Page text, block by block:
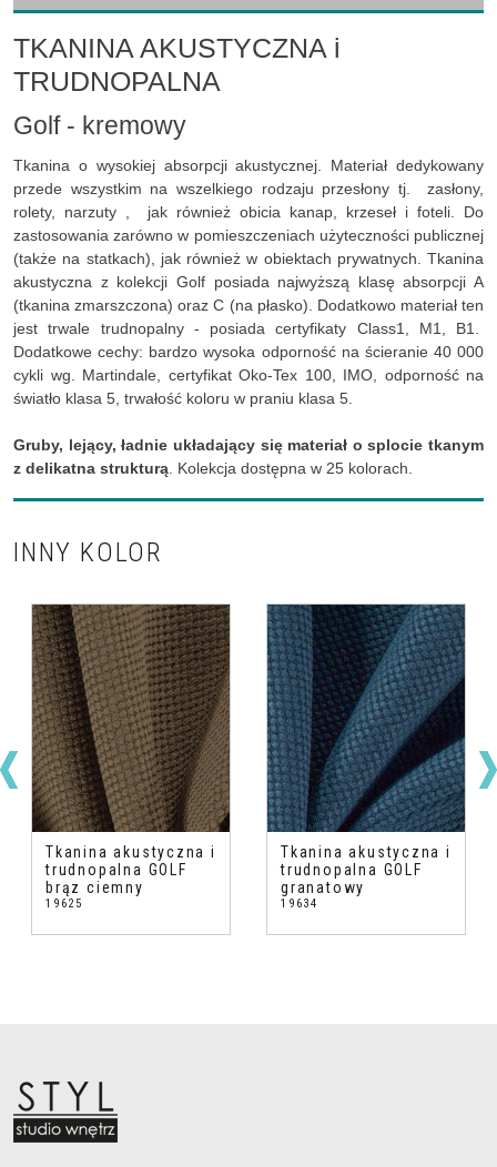
TKANINA AKUSTYCZNA i
TRUDNOPALNA
Golf - kremowy
Tkanina o wysokiej absorpcji akustycznej. Materiał dedykowany
przede wszystkim na wszelkiego rodzaju przesłony tj. zasłony,
rolety, narzuty , jak również obicia kanap, krzeseł i foteli. Do
zastosowania zarówno w pomieszczeniach użyteczności publicznej
(także na statkach), jak również w obiektach prywatnych. Tkanina
akustyczna z kolekcji Golf posiada najwyższą klasę absorpcji A
(tkanina zmarszczona) oraz C (na płasko). Dodatkowo materiał ten
jest trwale trudnopalny - posiada certyfikaty Class1, M1, B1.
Dodatkowe cechy: bardzo wysoka odporność na ścieranie 40 000
cykli wg. Martindale, certyfikat Oko-Tex 100, IMO, odporność na
światło klasa 5, trwałość koloru w praniu klasa 5.
Gruby, lejący, ładnie układający się materiał o splocie tkanym
z delikatna strukturą . Kolekcja dostępna w 25 kolorach.
INNY KOLOR
Tkanina akustyczna i
trudnopalna GOLF
brąz ciemny
19625
Tkanina akustyczna i
trudnopalna GOLF
granatowy
19634